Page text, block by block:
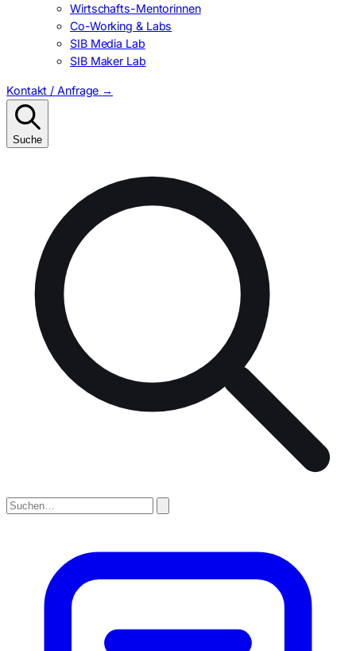
Wirtschafts-Mentorinnen
Co-Working & Labs
SIB Media Lab
SIB Maker Lab
Kontakt / Anfrage →
Suche